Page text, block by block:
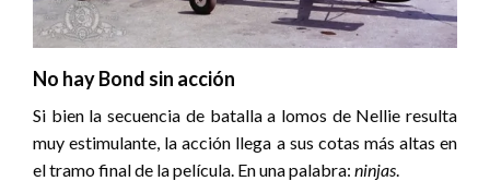
No hay Bond sin acción
Si bien la secuencia de batalla a lomos de Nellie resulta
muy estimulante, la acción llega a sus cotas más altas en
el tramo final de la película. En una palabra: ninjas